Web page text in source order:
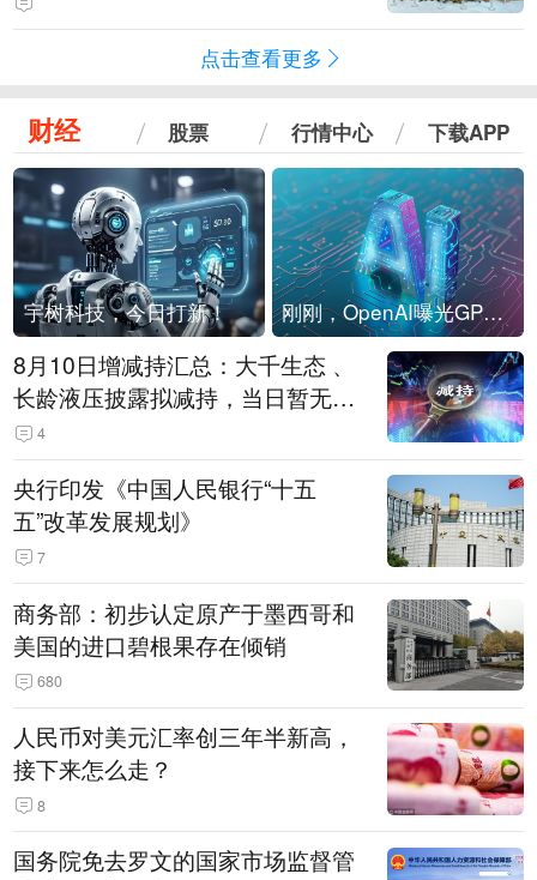
点击查看更多
财经 股票 行情中心 下载APP
宇树科技，今日打新！ 刚刚，OpenAI曝光GPT-6！传10万亿参数，8月强行发布
8月10日增减持汇总：大千生态 、
长龄液压披露拟减持，当日暂无A
股增持（表）
4
央行印发《中国人民银行“十五
五”改革发展规划》
7
商务部：初步认定原产于墨西哥和
美国的进口碧根果存在倾销
680
人民币对美元汇率创三年半新高，
接下来怎么走？
8
国务院免去罗文的国家市场监督管